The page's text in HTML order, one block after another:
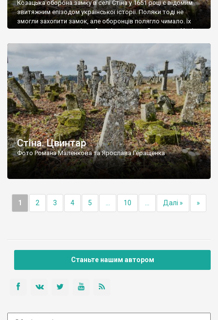
Козацька оборона замку в селі Стіна у 1651 році є відомим
звитяжним епізодом української історії. Поляки тоді не
змогли захопити замок, але оборонців полягло чимало. Їх
поховали на цвинтарі, який тоді називався Замковим. Нині на
ньому чимало хрестів 19 століття, є такі, де епітафії стер […]
Стіна. Цвинтар
Фото Романа Маленкова та Ярослава Геращенка
1 2 3 4 5 10 Далі » »
Станьте нашим автором